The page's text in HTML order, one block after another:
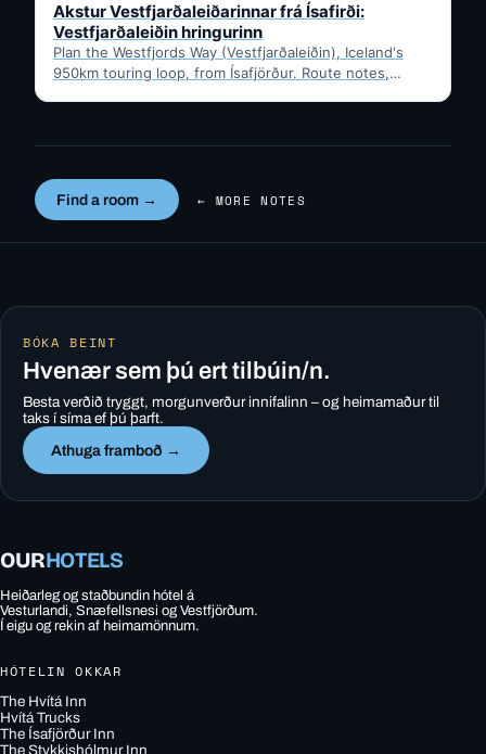
Akstur Vestfjarðaleiðarinnar frá Ísafirði:
Vestfjarðaleiðin hringurinn
Plan the Westfjords Way (Vestfjarðaleiðin), Iceland's
950km touring loop, from Ísafjörður. Route notes,
Find a room → ← MORE NOTES
BÓKA BEINT
Hvenær sem þú ert tilbúin/n.
Besta verðið tryggt, morgunverður innifalinn – og heimamaður til
taks í síma ef þú þarft.
Athuga framboð →
OURHOTELS
Heiðarleg og staðbundin hótel á
Vesturlandi, Snæfellsnesi og Vestfjörðum.
Í eigu og rekin af heimamönnum.
HÓTELIN OKKAR
The Hvítá Inn
Hvítá Trucks
The Ísafjörður Inn
The Stykkishólmur Inn